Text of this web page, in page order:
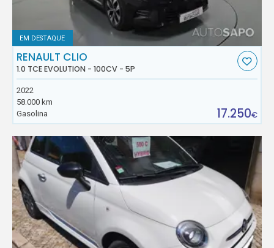
EM DESTAQUE
RENAULT CLIO
1.0 TCE EVOLUTION - 100CV - 5P
2022
58.000 km
Gasolina
17.250€